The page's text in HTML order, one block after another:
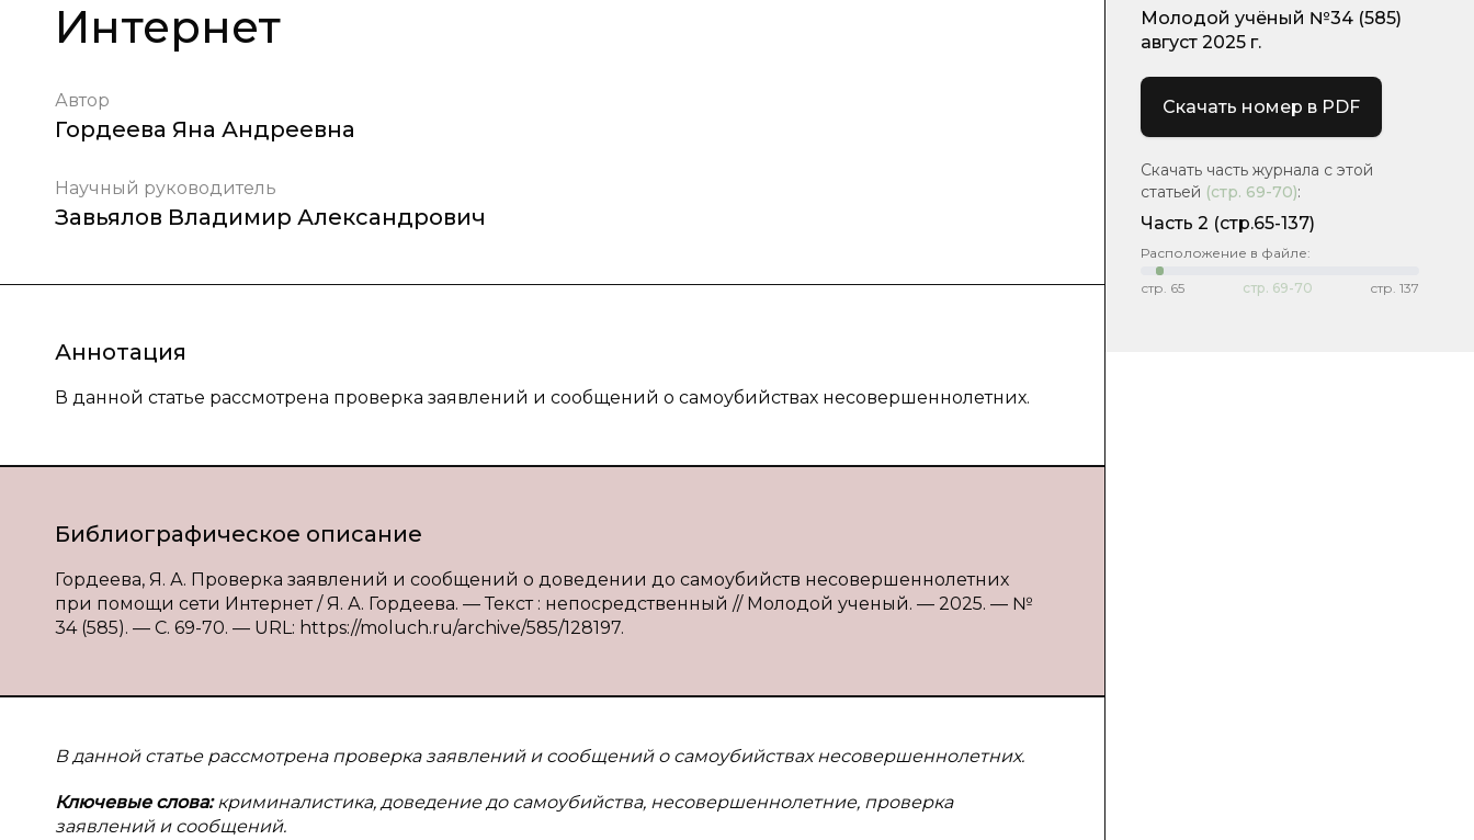
Интернет
Автор
Гордеева Яна Андреевна
Научный руководитель
Завьялов Владимир Александрович
Аннотация
В данной статье рассмотрена проверка заявлений и сообщений о самоубийствах несовершеннолетних.
Библиографическое описание
Гордеева, Я. А. Проверка заявлений и сообщений о доведении до самоубийств несовершеннолетних
при помощи сети Интернет / Я. А. Гордеева. — Текст : непосредственный // Молодой ученый. — 2025. — №
34 (585). — С. 69-70. — URL: https://moluch.ru/archive/585/128197.
В данной статье рассмотрена проверка заявлений и сообщений о самоубийствах несовершеннолетних.
Ключевые слова:криминалистика, доведение до самоубийства, несовершеннолетние, проверка
заявлений и сообщений.
Молодой учёный №34 (585)
август 2025 г.
Скачать номер в PDF
Скачать часть журнала с этой
статьей (стр. 69-70):
Часть 2 (стр.65-137)
Расположение в файле:
стр. 65 стр. 69-70 стр. 137